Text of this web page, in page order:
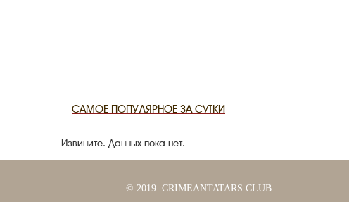
САМОЕ ПОПУЛЯРНОЕ ЗА СУТКИ
Извините. Данных пока нет.
© 2019. CRIMEANTATARS.CLUB